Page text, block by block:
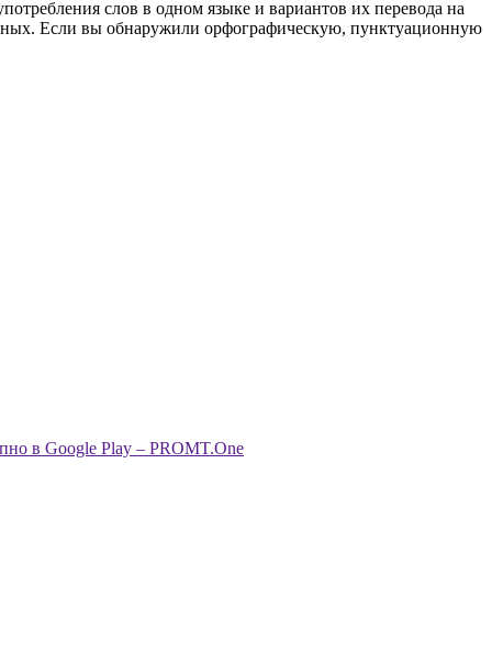
слов в одном языке и вариантов их перевода на
Если вы обнаружили орфографическую, пунктуационную